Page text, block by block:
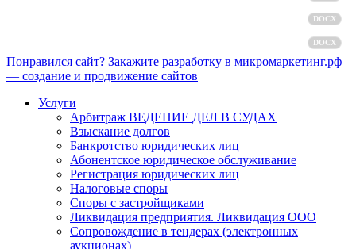
DOCX
DOCX
Понравился сайт? Закажите разработку в микромаркетинг.рф
— создание и продвижение сайтов
Услуги
Арбитраж ВЕДЕНИЕ ДЕЛ В СУДАХ
Взыскание долгов
Банкротство юридических лиц
Абонентское юридическое обслуживание
Регистрация юридических лиц
Налоговые споры
Споры с застройщиками
Ликвидация предприятия. Ликвидация ООО
Сопровождение в тендерах (электронных
аукционах)